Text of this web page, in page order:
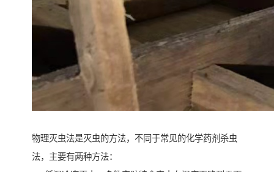
物理灭虫法是灭虫的方法，不同于常见的化学药剂杀虫
法，主要有两种方法：